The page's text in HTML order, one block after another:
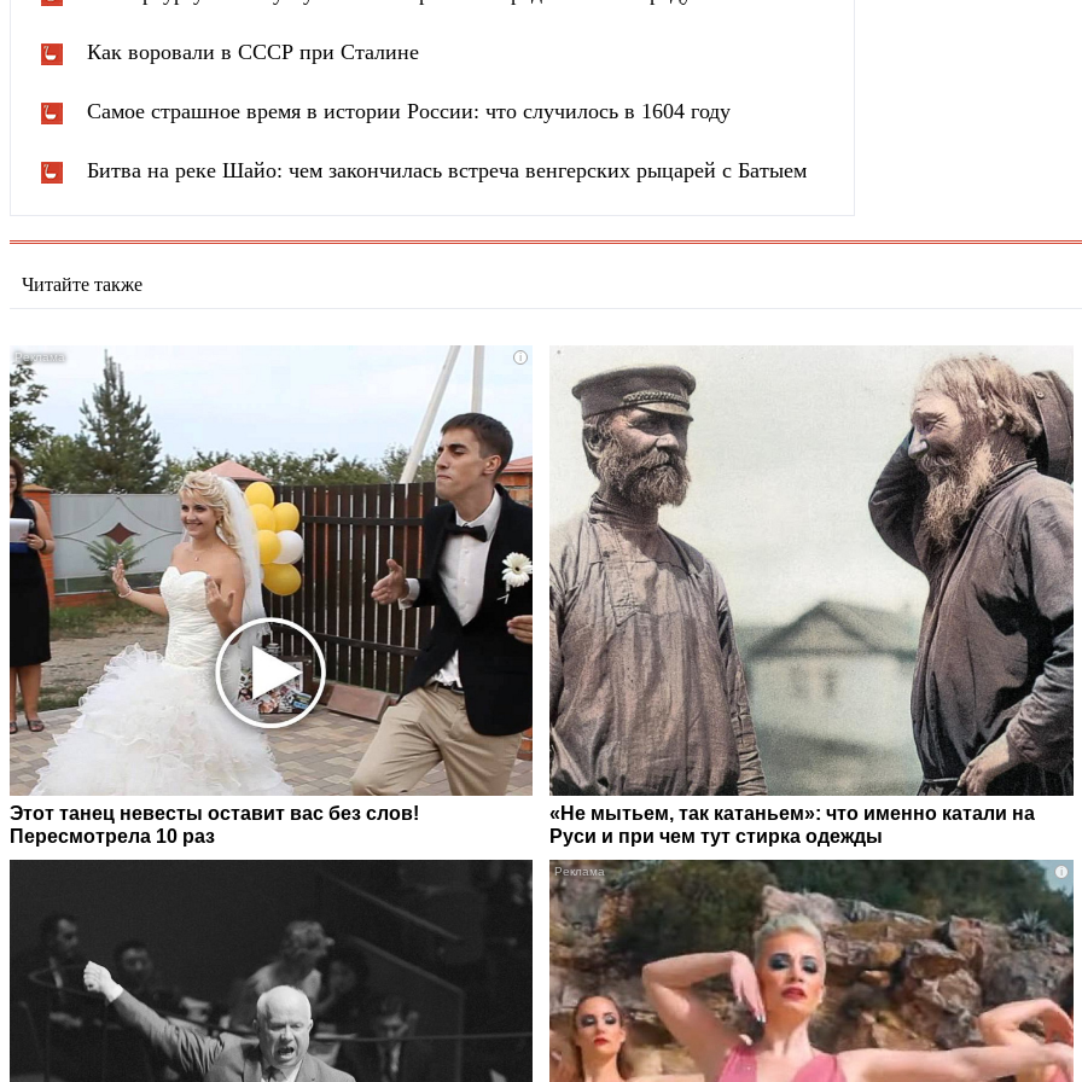
Как воровали в СССР при Сталине
Самое страшное время в истории России: что случилось в 1604 году
Битва на реке Шайо: чем закончилась встреча венгерских рыцарей с Батыем
Читайте также
i
Этот танец невесты оставит вас без слов!
Пересмотрела 10 раз
«Не мытьем, так катаньем»: что именно катали на
Руси и при чем тут стирка одежды
i